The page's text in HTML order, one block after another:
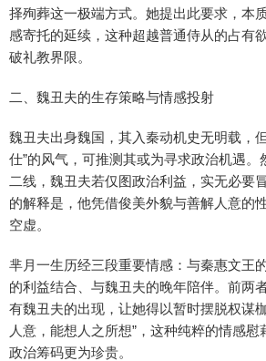
择殉葬这一极端方式。她提出此要求，本
感寄托的延续，这种超越普通侍从的占有
破礼教界限。
二、魏丑夫的生存策略与情感投射
魏丑夫出身魏国，其入秦动机史无明载，
仕”的风气，可推测其或为寻求政治机遇
二线，魏丑夫若仅图政治利益，实无必要
的解释是，他凭借俊美外貌与善解人意的
空虚。
芈月一生历经三段重要情感：与秦惠文王
的利益结合、与魏丑夫的晚年陪伴。前两
有魏丑夫的出现，让她得以暂时摆脱权谋
人意，能想人之所想”，这种纯粹的情感
政治筹码更为珍贵。